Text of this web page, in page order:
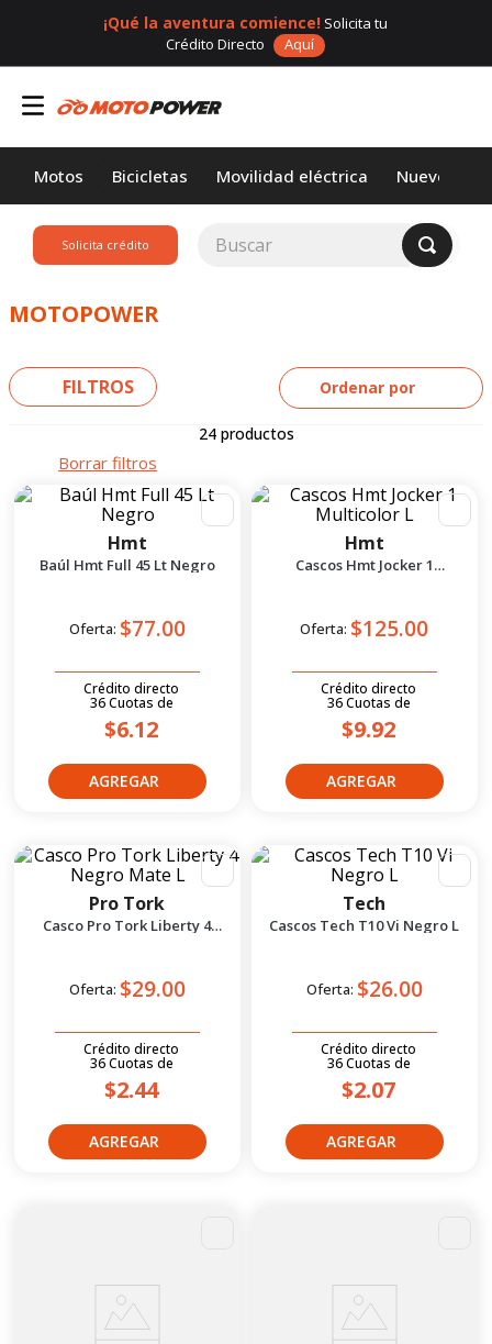
¡Qué la aventura comience! Solicita tu
Crédito Directo
Aquí
Motos Bicicletas Movilidad eléctrica Nuevos
Solicita crédito
Buscar
MOTOPOWER
FILTROS Ordenar por
24 productos
Hmt
Baúl Hmt Full 45 Lt Negro
Oferta: $77.00
Crédito directo
36Cuotas de
$6.12
Hmt
Cascos Hmt Jocker 1
Oferta: $125.00
Crédito directo
36Cuotas de
$9.92
Pro Tork
Casco Pro Tork Liberty 4
Oferta: $29.00
Crédito directo
36Cuotas de
$2.44
Tech
Cascos Tech T10 Vi Negro L
Oferta: $26.00
Crédito directo
36Cuotas de
$2.07
motor 1
yamaha
factory